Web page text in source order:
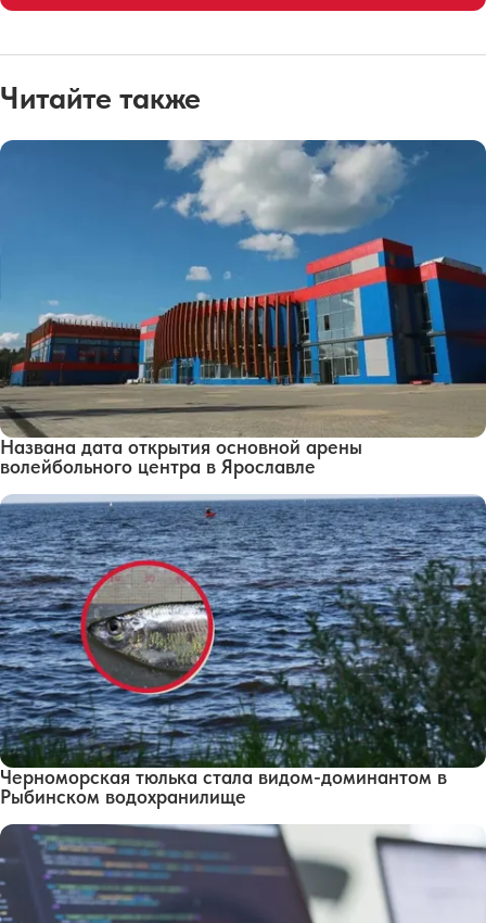
Читайте также
Названа дата открытия основной арены
волейбольного центра в Ярославле
Черноморская тюлька стала видом-доминантом в
Рыбинском водохранилище